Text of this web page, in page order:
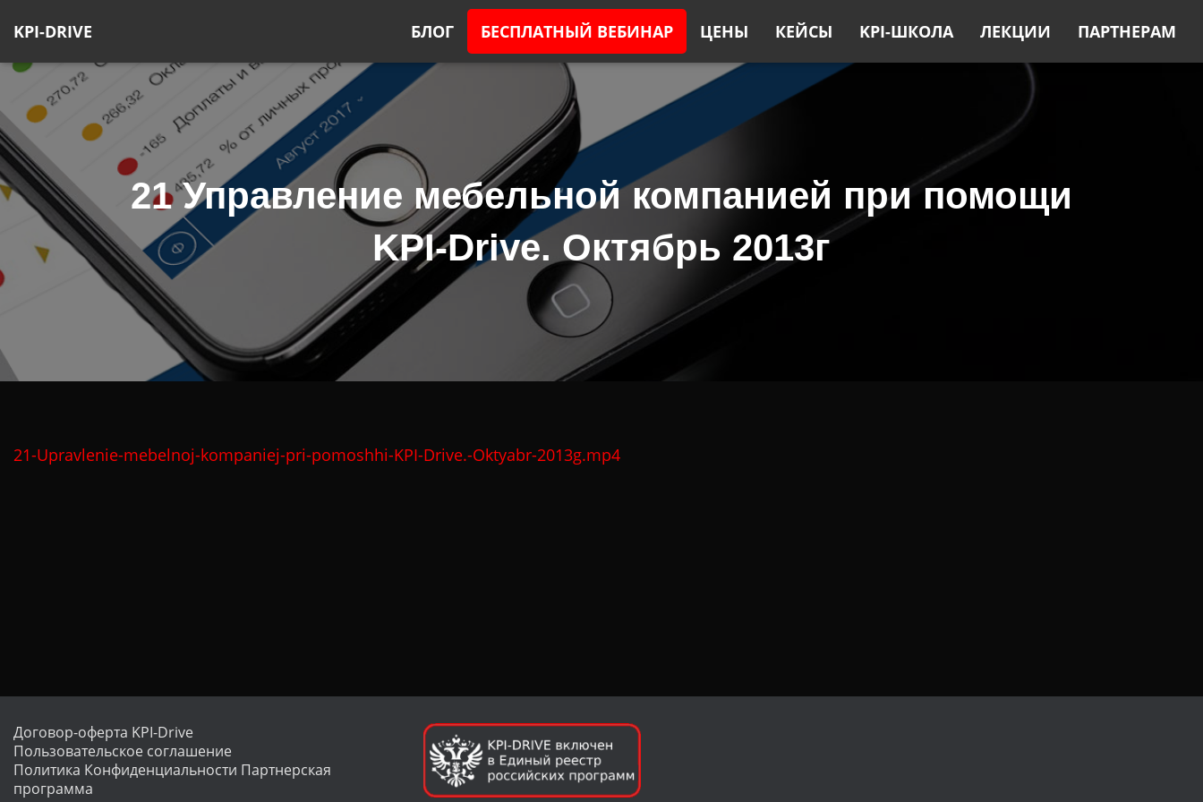
KPI-DRIVE БЛОГ БЕСПЛАТНЫЙ ВЕБИНАР ЦЕНЫ КЕЙСЫ KPI-ШКОЛА ЛЕКЦИИ ПАРТНЕРАМ
21 Управление мебельной компанией при помощи
KPI-Drive. Октябрь 2013г
21-Upravlenie-mebelnoj-kompaniej-pri-pomoshhi-KPI-Drive.-Oktyabr-2013g.mp4
Договор-оферта KPI-Drive
Пользовательское соглашение
Политика Конфиденциальности Партнерская
программа